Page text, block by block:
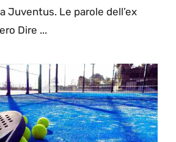
Juventus. Le parole dell’ex
Dire ...